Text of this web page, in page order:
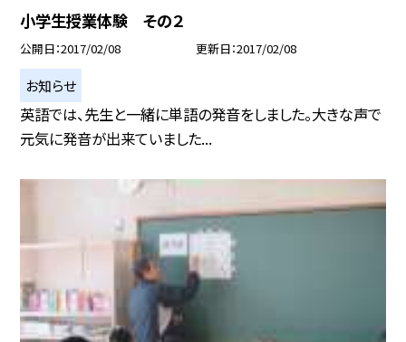
小学生授業体験 その２
公開日 2017/02/08 更新日 2017/02/08
お知らせ
英語では、先生と一緒に単語の発音をしました。大きな声で
元気に発音が出来ていました...